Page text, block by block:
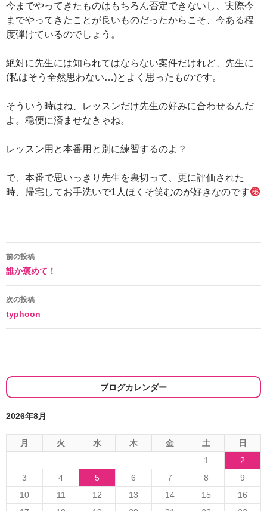
今までやってきたものはもちろん否定できないし、実際今
までやってきたことが良いものだったからこそ、今ある程
度弾けているのでしょう。
絶対に先生には知られてはならない案件だけれど、先生に
(私はそう全然思わない…)とよく思ったものです。
そういう時はね、レッスンだけ先生の好みに合わせるんだ
よ。穏便に済ませなきゃね。
レッスン用と本番用と別に練習するのよ？
で、本番で思いっきり先生を裏切って、更に評価された
時、帰宅してお手洗いで1人ほくそ笑むのが好きなのです
投
稿
ナ
ビ
ー
シ
ョ
ン
前の投稿
誰か褒めて！
次の投稿
typhoon
ブログカレンダー
2026年8月
月 火 水 木 金 土
日
1
2
3
4 5 6 7 8
9
10
11 12 13 14 15
16